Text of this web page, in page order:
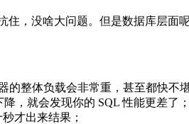
住，没啥大问题。但是数据库层面
整体负载会非常重，甚至都快不
，就会发现你的 SQL 性能更差了；
才出来结果；